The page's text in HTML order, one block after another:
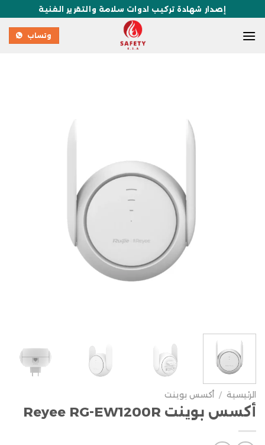
إصدار شهادة تركيب ادوات سلامة والتقرير الفنية
وتساب
الرئيسية / أكسس بوينت
أكسس بوينت Reyee RG-EW1200R